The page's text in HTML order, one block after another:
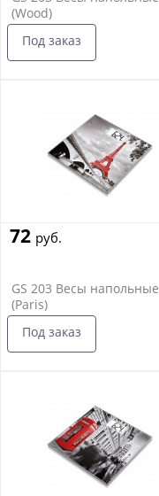
(Wood)
Под заказ
72 руб.
GS 203 Весы напольные
(Paris)
Под заказ